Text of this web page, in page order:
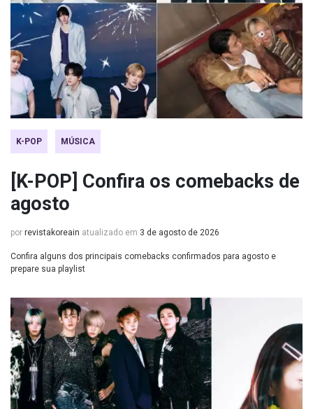
K-POP MÚSICA
[K-POP] Confira os comebacks de
agosto
por revistakoreain atualizado em 3 de agosto de 2026
Confira alguns dos principais comebacks confirmados para agosto e
prepare sua playlist